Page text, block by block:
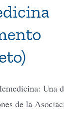
Una
de la